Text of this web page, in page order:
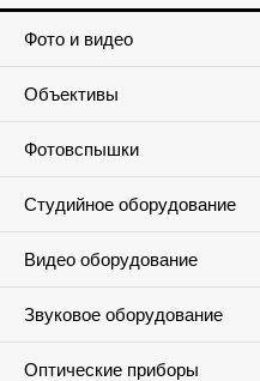
Фото и видео
Объективы
Фотовспышки
Студийное оборудование
Видео оборудование
Звуковое оборудование
Оптические приборы